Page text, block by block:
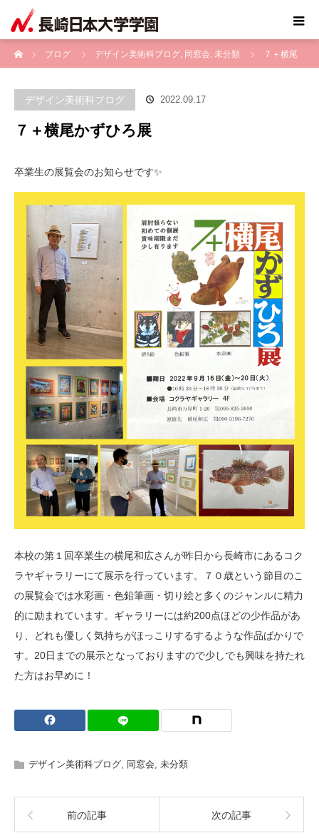
ブログ
デザイン美術科ブログ, 同窓会, 未分類 ７＋横尾
デザイン美術科ブログ 2022.09.17
７＋横尾かずひろ展
卒業生の展覧会のお知らせです✨
本校の第１回卒業生の横尾和広さんが昨日から長崎市にあるコク
ラヤギャラリーにて展示を行っています。７０歳という節目のこ
の展覧会では水彩画・色鉛筆画・切り絵と多くのジャンルに精力
的に励まれています。ギャラリーには約200点ほどの少作品があ
り、どれも優しく気持ちがほっこりするするような作品ばかりで
す。20日までの展示となっておりますので少しでも興味を持たれ
た方はお早めに！
デザイン美術科ブログ 同窓会 未分類
前の記事 次の記事